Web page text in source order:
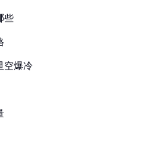
些
空爆冷